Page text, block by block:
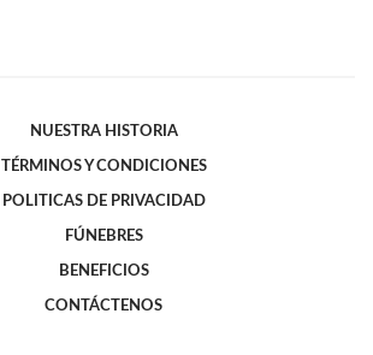
NUESTRA HISTORIA
TÉRMINOS Y CONDICIONES
POLITICAS DE PRIVACIDAD
FÚNEBRES
BENEFICIOS
CONTÁCTENOS